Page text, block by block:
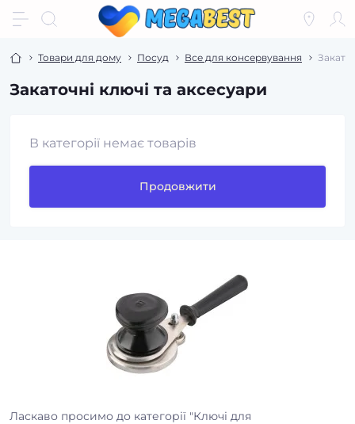
Товари для дому Посуд Все для консервування
Закаточні ключі та аксесуари
В категорії немає товарів
Продовжити
Ласкаво просимо до категорії "Ключі для